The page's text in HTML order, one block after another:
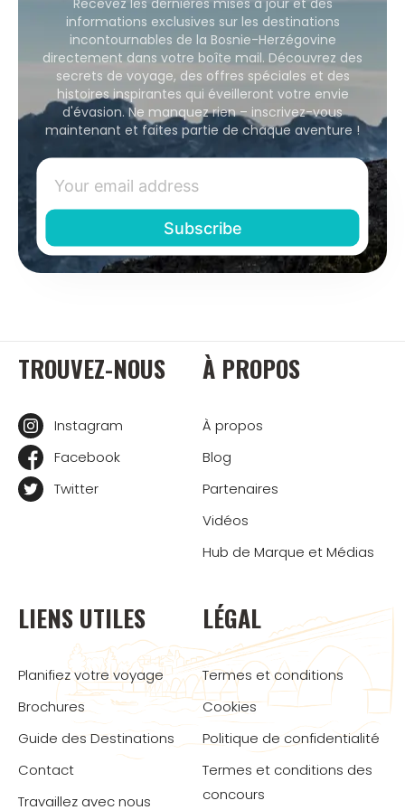
informations exclusives sur les destinations
incontournables de la Bosnie-Herzégovine
directement dans votre boîte mail. Découvrez des
secrets de voyage, des offres spéciales et des
histoires inspirantes qui éveilleront votre envie
d'évasion. Ne manquez rien – inscrivez-vous
maintenant et faites partie de chaque aventure !
TROUVEZ-NOUS
Instagram
Facebook
Twitter
À PROPOS
À propos
Blog
Partenaires
Vidéos
Hub de Marque et Médias
LIENS UTILES
Planifiez votre voyage
Brochures
Guide des Destinations
Contact
Travaillez avec nous
LÉGAL
Termes et conditions
Cookies
Politique de confidentialité
Termes et conditions des
concours